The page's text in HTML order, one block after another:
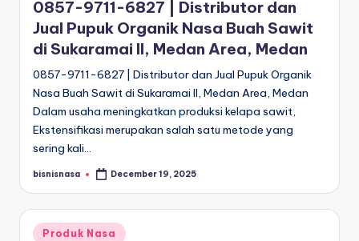
0857-9711-6827 | Distributor dan
Jual Pupuk Organik Nasa Buah Sawit
di Sukaramai II, Medan Area, Medan
0857-9711-6827 | Distributor dan Jual Pupuk Organik
Nasa Buah Sawit di Sukaramai II, Medan Area, Medan
Dalam usaha meningkatkan produksi kelapa sawit,
Ekstensifikasi merupakan salah satu metode yang
sering kali…
Posted
bisnisnasa December 19, 2025
Posted
Produk Nasa